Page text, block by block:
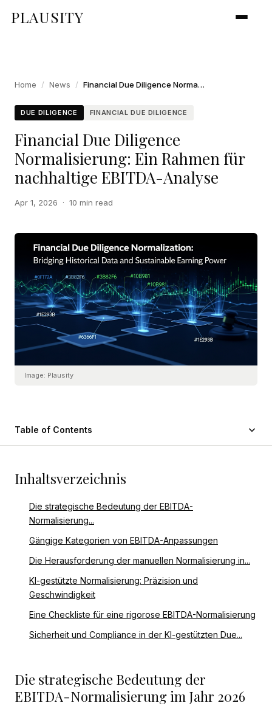
PLAUSITY
Home / News / Financial Due Diligence Normalisierung: Ein Rahmen für nachhaltige EBITDA-Analyse
DUE DILIGENCE FINANCIAL DUE DILIGENCE
Financial Due Diligence
Normalisierung: Ein Rahmen für
nachhaltige EBITDA-Analyse
Apr 1, 2026 · 10 min read
Image: Plausity
Table of Contents
Inhaltsverzeichnis
Die strategische Bedeutung der EBITDA-
Normalisierung...
Gängige Kategorien von EBITDA-Anpassungen
Die Herausforderung der manuellen Normalisierung in...
KI-gestützte Normalisierung: Präzision und
Geschwindigkeit
Eine Checkliste für eine rigorose EBITDA-Normalisierung
Sicherheit und Compliance in der KI-gestützten Due...
Die strategische Bedeutung der
EBITDA-Normalisierung im Jahr 2026